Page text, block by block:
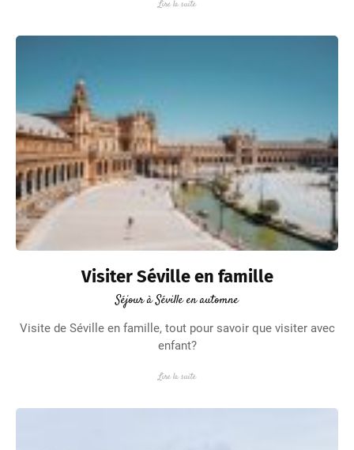
Lire la suite
Visiter Séville en famille
Séjour à Séville en automne
Visite de Séville en famille, tout pour savoir que visiter avec
enfant?
Lire la suite